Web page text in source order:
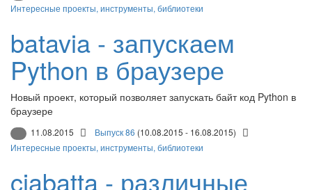
Интересные проекты, инструменты, библиотеки
batavia - запускаем
Python в браузере
Новый проект, который позволяет запускать байт код Python в
браузере
11.08.2015 Выпуск 86 (10.08.2015 - 16.08.2015)
Интересные проекты, инструменты, библиотеки
ciabatta - различные